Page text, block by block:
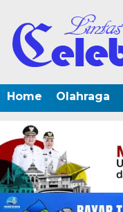
Home Olahraga